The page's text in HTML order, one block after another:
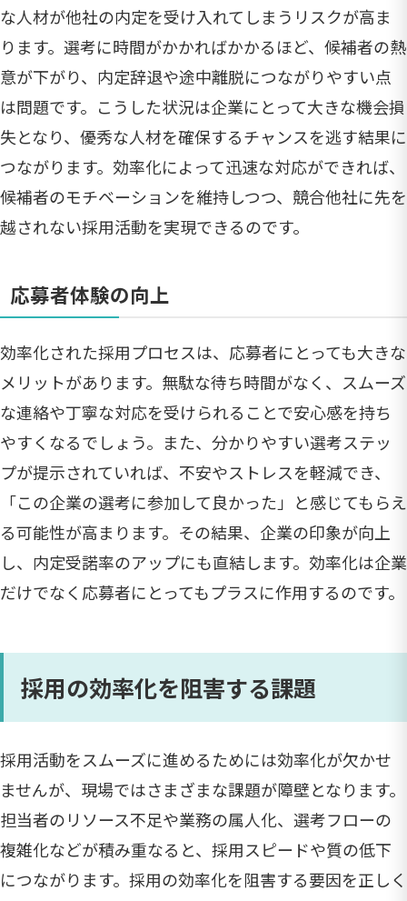
な人材が他社の内定を受け入れてしまうリスクが高ま
ります。選考に時間がかかればかかるほど、候補者の熱
意が下がり、内定辞退や途中離脱につながりやすい点
は問題です。こうした状況は企業にとって大きな機会損
失となり、優秀な人材を確保するチャンスを逃す結果に
つながります。効率化によって迅速な対応ができれば、
候補者のモチベーションを維持しつつ、競合他社に先を
越されない採用活動を実現できるのです。
応募者体験の向上
効率化された採用プロセスは、応募者にとっても大きな
メリットがあります。無駄な待ち時間がなく、スムーズ
な連絡や丁寧な対応を受けられることで安心感を持ち
やすくなるでしょう。また、分かりやすい選考ステッ
プが提示されていれば、不安やストレスを軽減でき、
「この企業の選考に参加して良かった」と感じてもらえ
る可能性が高まります。その結果、企業の印象が向上
し、内定受諾率のアップにも直結します。効率化は企業
だけでなく応募者にとってもプラスに作用するのです。
採用の効率化を阻害する課題
採用活動をスムーズに進めるためには効率化が欠かせ
ませんが、現場ではさまざまな課題が障壁となります。
担当者のリソース不足や業務の属人化、選考フローの
複雑化などが積み重なると、採用スピードや質の低下
につながります。採用の効率化を阻害する要因を正しく